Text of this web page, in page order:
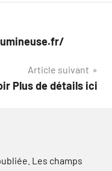
Article suivant
Plus de détails ici
Les champs